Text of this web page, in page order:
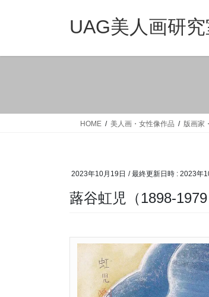
UAG美人画研究
HOME 美人画・女性像作品 版画家
2023年10月19日 / 最終更新日時 : 2023年
蕗谷虹児（1898-